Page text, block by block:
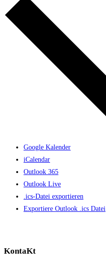
Google Kalender
iCalendar
Outlook 365
Outlook Live
.ics-Datei exportieren
Exportiere Outlook .ics Datei
KontaKt